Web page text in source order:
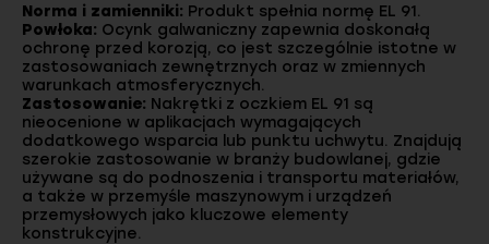
Norma i zamienniki: Produkt spełnia normę EL 91.
Powłoka: Ocynk galwaniczny zapewnia doskonałą
ochronę przed korozją, co jest szczególnie istotne w
zastosowaniach zewnętrznych oraz w zmiennych
warunkach atmosferycznych.
Zastosowanie: Nakrętki z oczkiem EL 91 są
nieocenione w aplikacjach wymagających
dodatkowego wsparcia lub punktu uchwytu. Znajdują
szerokie zastosowanie w branży budowlanej, gdzie
używane są do podnoszenia i transportu materiałów,
a także w przemyśle maszynowym i urządzeń
przemysłowych jako kluczowe elementy
konstrukcyjne.